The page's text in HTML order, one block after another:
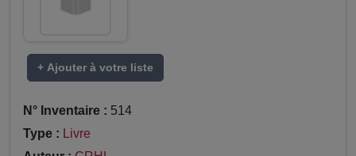
+ Ajouter à votre liste
N° Inventaire : 514
Type : Livre